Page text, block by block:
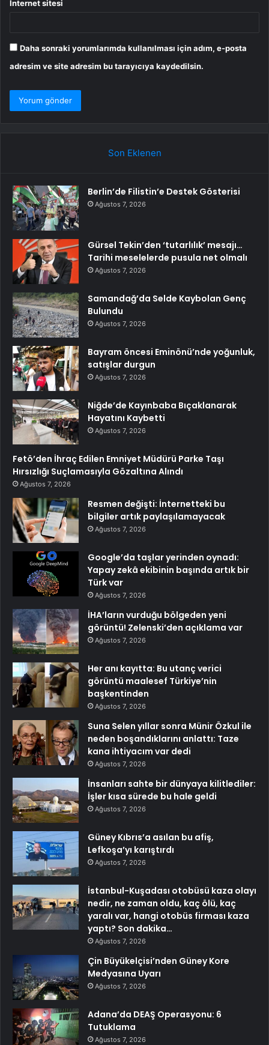
İnternet sitesi
Daha sonraki yorumlarımda kullanılması için adım, e-posta
adresim ve site adresim bu tarayıcıya kaydedilsin.
Son Eklenen
Berlin’de Filistin’e Destek Gösterisi
Ağustos 7, 2026
Gürsel Tekin’den ‘tutarlılık’ mesajı…
Tarihi meselelerde pusula net olmalı
Ağustos 7, 2026
Samandağ’da Selde Kaybolan Genç
Bulundu
Ağustos 7, 2026
Bayram öncesi Eminönü’nde yoğunluk,
satışlar durgun
Ağustos 7, 2026
Niğde’de Kayınbaba Bıçaklanarak
Hayatını Kaybetti
Ağustos 7, 2026
Fetö’den İhraç Edilen Emniyet Müdürü Parke Taşı
Hırsızlığı Suçlamasıyla Gözaltına Alındı
Ağustos 7, 2026
Resmen değişti: İnternetteki bu
bilgiler artık paylaşılamayacak
Ağustos 7, 2026
Google’da taşlar yerinden oynadı:
Yapay zekâ ekibinin başında artık bir
Türk var
Ağustos 7, 2026
İHA’ların vurduğu bölgeden yeni
görüntü! Zelenski’den açıklama var
Ağustos 7, 2026
Her anı kayıtta: Bu utanç verici
görüntü maalesef Türkiye’nin
başkentinden
Ağustos 7, 2026
Suna Selen yıllar sonra Münir Özkul ile
neden boşandıklarını anlattı: Taze
kana ihtiyacım var dedi
Ağustos 7, 2026
İnsanları sahte bir dünyaya kilitlediler:
İşler kısa sürede bu hale geldi
Ağustos 7, 2026
Güney Kıbrıs’a asılan bu afiş,
Lefkoşa’yı karıştırdı
Ağustos 7, 2026
İstanbul-Kuşadası otobüsü kaza olayı
nedir, ne zaman oldu, kaç ölü, kaç
yaralı var, hangi otobüs firması kaza
yaptı? Son dakika…
Ağustos 7, 2026
Çin Büyükelçisi’nden Güney Kore
Medyasına Uyarı
Ağustos 7, 2026
Adana’da DEAŞ Operasyonu: 6
Tutuklama
Ağustos 7, 2026